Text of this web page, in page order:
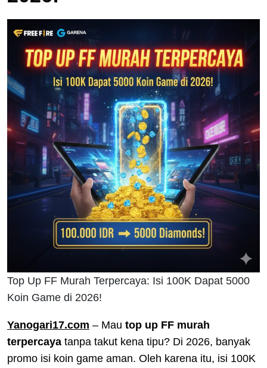
Top Up FF Murah Terpercaya: Isi 100K Dapat 5000
Koin Game di 2026!
Yanogari17.com – Mau top up FF murah
terpercaya tanpa takut kena tipu? Di 2026, banyak
promo isi koin game aman. Oleh karena itu, isi 100K